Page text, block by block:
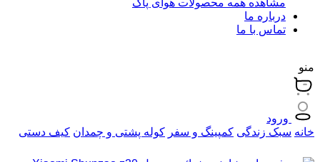
مشاهده همه محصولات هوای پاک
درباره ما
تماس با ما
منو
ورود
خانه سبک زندگی کمپینگ و سفر کوله پشتی و چمدان کیف دستی